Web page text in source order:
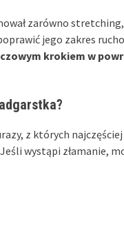
zarówno
jego zakres
krokiem w
z których
wystąpi złamanie,